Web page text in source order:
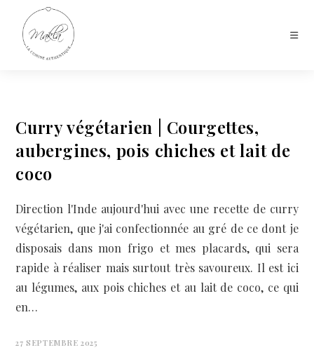
Curry végétarien | Courgettes,
aubergines, pois chiches et lait de
coco
Direction l'Inde aujourd'hui avec une recette de curry
végétarien, que j'ai confectionnée au gré de ce dont je
disposais dans mon frigo et mes placards, qui sera
rapide à réaliser mais surtout très savoureux. Il est ici
au légumes, aux pois chiches et au lait de coco, ce qui
en…
27 SEPTEMBRE 2025